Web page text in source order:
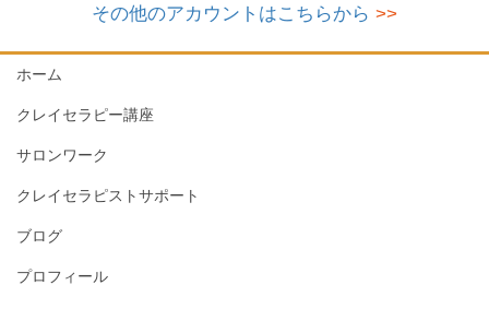
その他のアカウントはこちらから >>
ホーム
クレイセラピー講座
サロンワーク
クレイセラピストサポート
ブログ
プロフィール